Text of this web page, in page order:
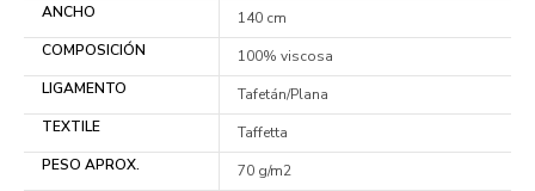
ANCHO
140 cm
COMPOSICIÓN
100% viscosa
LIGAMENTO
Tafetán/Plana
TEXTILE
Taffetta
PESO APROX.
70 g/m2